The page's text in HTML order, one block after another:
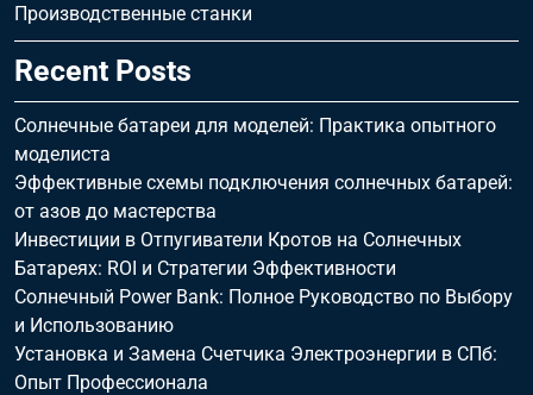
Производственные станки
Recent Posts
Солнечные батареи для моделей: Практика опытного
моделиста
Эффективные схемы подключения солнечных батарей:
от азов до мастерства
Инвестиции в Отпугиватели Кротов на Солнечных
Батареях: ROI и Стратегии Эффективности
Солнечный Power Bank: Полное Руководство по Выбору
и Использованию
Установка и Замена Счетчика Электроэнергии в СПб:
Опыт Профессионала